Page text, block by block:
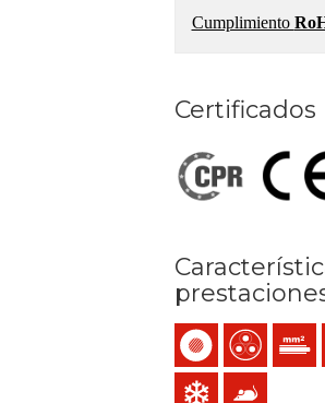
Cumplimiento
Certificados
UnipolarMultipolar
Resistencia al frío
Anti-roedores